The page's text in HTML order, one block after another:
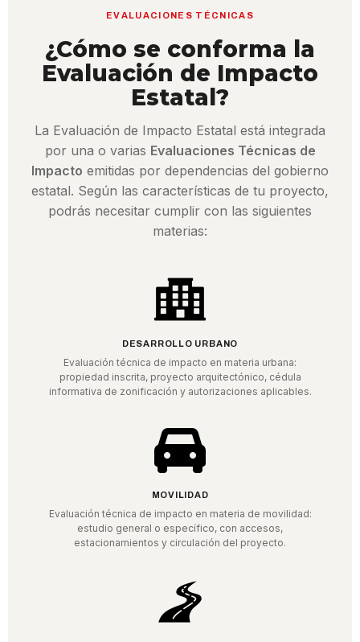
EVALUACIONES TÉCNICAS
¿Cómo se conforma la
Evaluación de Impacto
Estatal?
La Evaluación de Impacto Estatal está integrada
por una o varias Evaluaciones Técnicas de
Impacto emitidas por dependencias del gobierno
estatal. Según las características de tu proyecto,
podrás necesitar cumplir con las siguientes
materias:
DESARROLLO URBANO
Evaluación técnica de impacto en materia urbana:
propiedad inscrita, proyecto arquitectónico, cédula
informativa de zonificación y autorizaciones aplicables.
MOVILIDAD
Evaluación técnica de impacto en materia de movilidad:
estudio general o específico, con accesos,
estacionamientos y circulación del proyecto.